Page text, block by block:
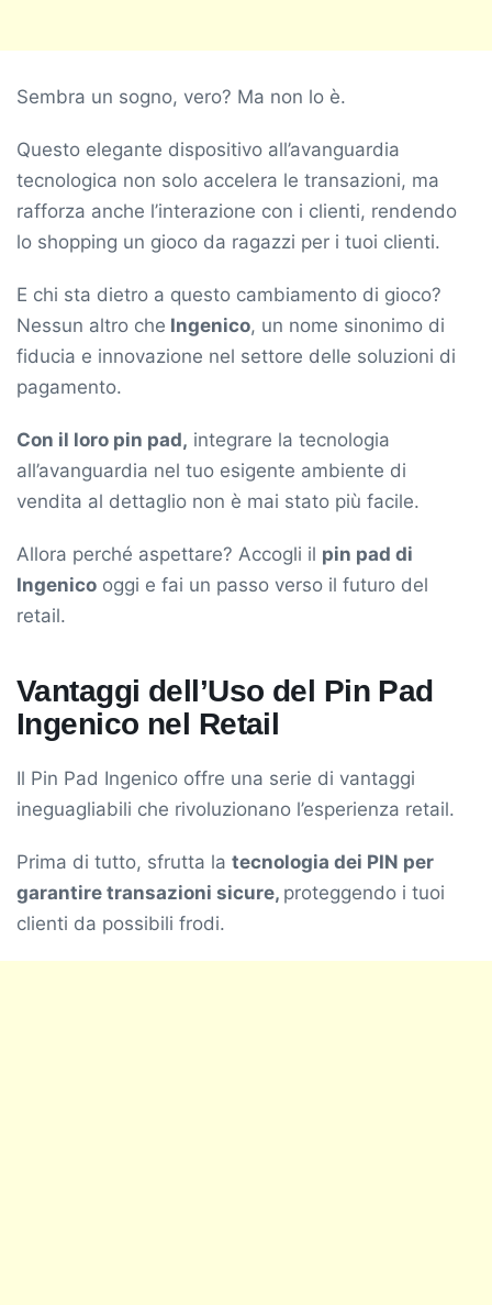
Sembra un sogno, vero? Ma non lo è.
Questo elegante dispositivo all’avanguardia
tecnologica non solo accelera le transazioni, ma
rafforza anche l’interazione con i clienti, rendendo
lo shopping un gioco da ragazzi per i tuoi clienti.
E chi sta dietro a questo cambiamento di gioco?
Nessun altro che Ingenico, un nome sinonimo di
fiducia e innovazione nel settore delle soluzioni di
pagamento.
Con il loro pin pad, integrare la tecnologia
all’avanguardia nel tuo esigente ambiente di
vendita al dettaglio non è mai stato più facile.
Allora perché aspettare? Accogli il pin pad di
Ingenico oggi e fai un passo verso il futuro del
retail.
Vantaggi dell’Uso del Pin Pad
Ingenico nel Retail
Il Pin Pad Ingenico offre una serie di vantaggi
ineguagliabili che rivoluzionano l’esperienza retail.
Prima di tutto, sfrutta la tecnologia dei PIN per
garantire transazioni sicure, proteggendo i tuoi
clienti da possibili frodi.